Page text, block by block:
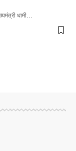
धामी…